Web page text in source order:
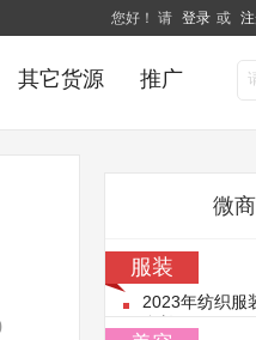
您好！ 请 登录 或
其它货源 推广
微
服装
2023年纺织服